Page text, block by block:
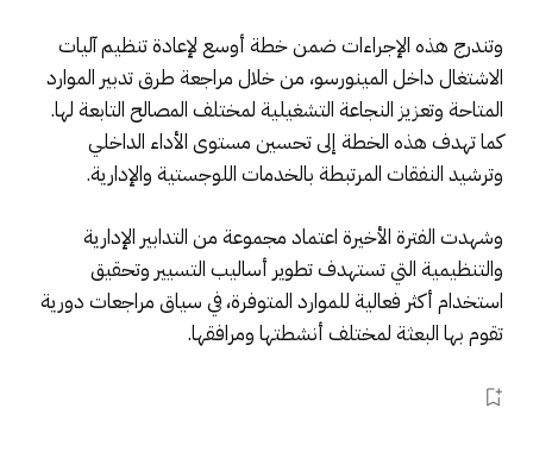
وتندرج هذه الإجراءات ضمن خطة أوسع لإعادة تنظيم آليات
الاشتغال داخل المينورسو، من خلال مراجعة طرق تدبير الموارد
المتاحة وتعزيز النجاعة التشغيلية لمختلف المصالح التابعة لها.
كما تهدف هذه الخطة إلى تحسين مستوى الأداء الداخلي
وترشيد النفقات المرتبطة بالخدمات اللوجستية والإدارية.
وشهدت الفترة الأخيرة اعتماد مجموعة من التدابير الإدارية
والتنظيمية التي تستهدف تطوير أساليب التسيير وتحقيق
استخدام أكثر فعالية للموارد المتوفرة، في سياق مراجعات دورية
تقوم بها البعثة لمختلف أنشطتها ومرافقها.